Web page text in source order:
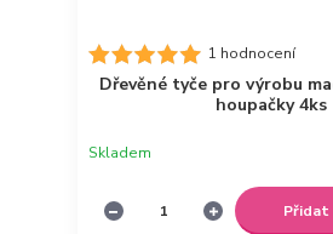
1 hodnocení
Dřevěné tyče pro výrobu
houpačky 4ks
Skladem
Přidat